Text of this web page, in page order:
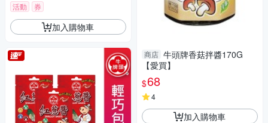
活動 券
加入購物車
商店 牛頭牌香菇拌醬170G
【愛買】
$68
4
加入購物車